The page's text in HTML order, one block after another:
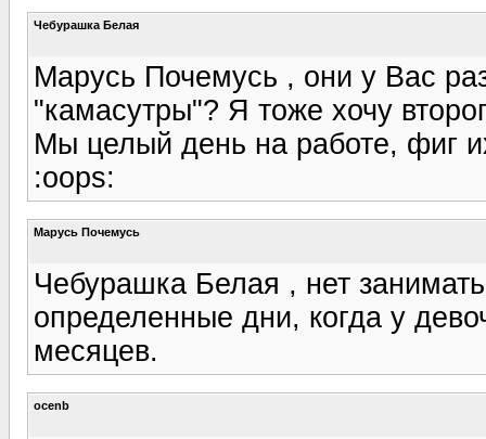
Чебурашка Белая
Марусь Почемусь , они у Вас
"камасутры"? Я тоже хочу
Мы целый день на работе, фиг
:oops:
Марусь Почемусь
Чебурашка Белая , нет
определенные дни, когда у
месяцев.
ocenb